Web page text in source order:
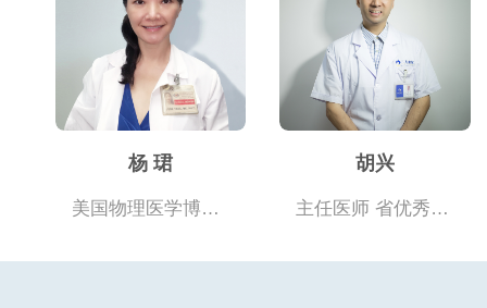
杨 珺
美国物理医学博士 国际康复顾问
胡兴
主任医师 省优秀康复医师